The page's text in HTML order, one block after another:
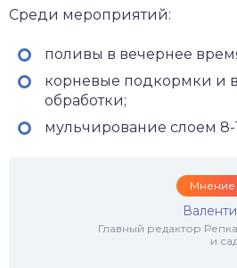
Среди мероприятий:
поливы в вечернее
корневые подкормки и
обработки;
мульчирование слоем 8-
Мнение
Главный редактор
и